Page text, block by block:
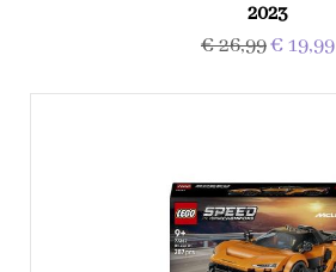
2023
€ 26,99€ 19,99